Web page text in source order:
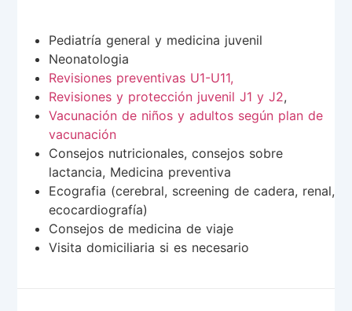
Pediatría general y medicina juvenil
Neonatologia
Revisiones preventivas U1-U11,
Revisiones y protección juvenil J1 y J2,
Vacunación de niños y adultos según plan de
vacunación
Consejos nutricionales, consejos sobre
lactancia, Medicina preventiva
Ecografia (cerebral, screening de cadera, renal,
ecocardiografía)
Consejos de medicina de viaje
Visita domiciliaria si es necesario